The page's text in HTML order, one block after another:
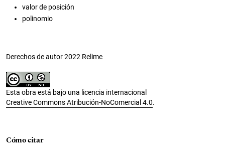
valor de posición
polinomio
Derechos de autor 2022 Relime
Esta obra está bajo una licencia internacional
Creative Commons Atribución-NoComercial 4.0.
Cómo citar